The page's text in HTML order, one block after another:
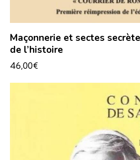
Maçonnerie et sectes
de l’histoire
46,00€